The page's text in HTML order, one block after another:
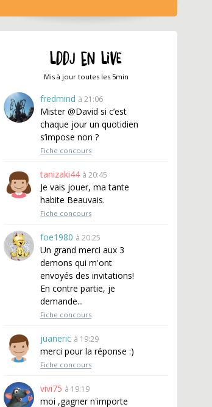
LDDJ EN LIVE
Mis à jour toutes les 5min
fredmind à 21:06
Mister @David si c’est
chaque jour un quotidien
s’impose non ?
Fiche concours
tanizaki44 à 20:45
Je vais jouer, ma tante
habite Beauvais.
Fiche concours
foe1980 à 20:25
Un grand merci aux 3
demons qui m'ont
envoyés des invitations!
En contre partie, je
demande...
Fiche concours
juaneric à 19:29
merci pour la réponse :)
Fiche concours
vivi75 à 19:19
moi ,gagner n'importe